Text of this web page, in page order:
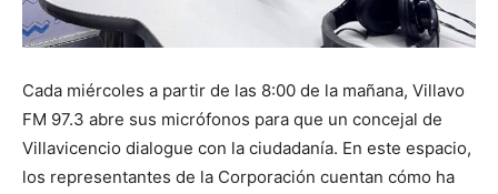
Cada miércoles a partir de las 8:00 de la mañana, Villavo
FM 97.3 abre sus micrófonos para que un concejal de
Villavicencio dialogue con la ciudadanía. En este espacio,
los representantes de la Corporación cuentan cómo ha